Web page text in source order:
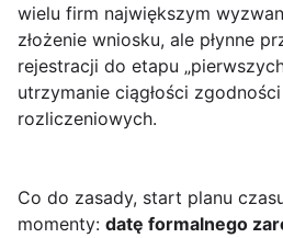
wielu firm największym
złożenie wniosku, ale płynne
rejestracji do etapu
utrzymanie ciągłości
rozliczeniowych.
Co do zasady, start planu
momenty: datę formalnego